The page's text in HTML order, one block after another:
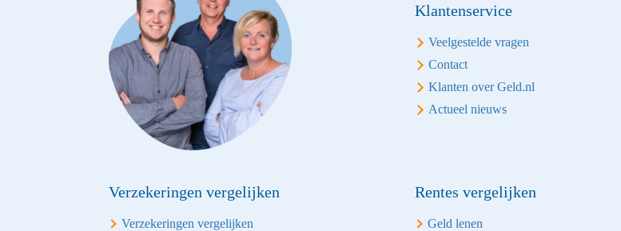
Klantenservice
Veelgestelde vragen
Contact
Klanten over Geld.nl
Actueel nieuws
Verzekeringen vergelijken
Verzekeringen vergelijken
Rentes vergelijken
Geld lenen